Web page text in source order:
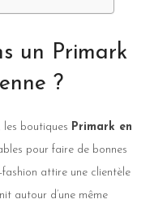
un Primark
?
les boutiques Primark en
pour faire de bonnes
fashion attire une clientèle
autour d’une même